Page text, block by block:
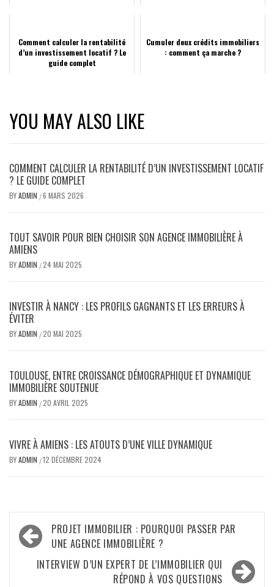
Comment calculer la rentabilité
d’un investissement locatif ? Le
guide complet
Cumuler deux crédits immobiliers
: comment ça marche ?
YOU MAY ALSO LIKE
COMMENT CALCULER LA RENTABILITÉ D’UN INVESTISSEMENT LOCATIF
? LE GUIDE COMPLET
BYADMIN /6 MARS 2026
TOUT SAVOIR POUR BIEN CHOISIR SON AGENCE IMMOBILIÈRE À
AMIENS
BYADMIN /24 MAI 2025
INVESTIR À NANCY : LES PROFILS GAGNANTS ET LES ERREURS À
ÉVITER
BYADMIN /20 MAI 2025
TOULOUSE, ENTRE CROISSANCE DÉMOGRAPHIQUE ET DYNAMIQUE
IMMOBILIÈRE SOUTENUE
BYADMIN /20 AVRIL 2025
VIVRE À AMIENS : LES ATOUTS D’UNE VILLE DYNAMIQUE
BYADMIN /12 DÉCEMBRE 2024
Navigation
de
l’article
PROJET IMMOBILIER : POURQUOI PASSER PAR
UNE AGENCE IMMOBILIÈRE ?
INTERVIEW D’UN EXPERT DE L’IMMOBILIER QUI
RÉPOND À VOS QUESTIONS